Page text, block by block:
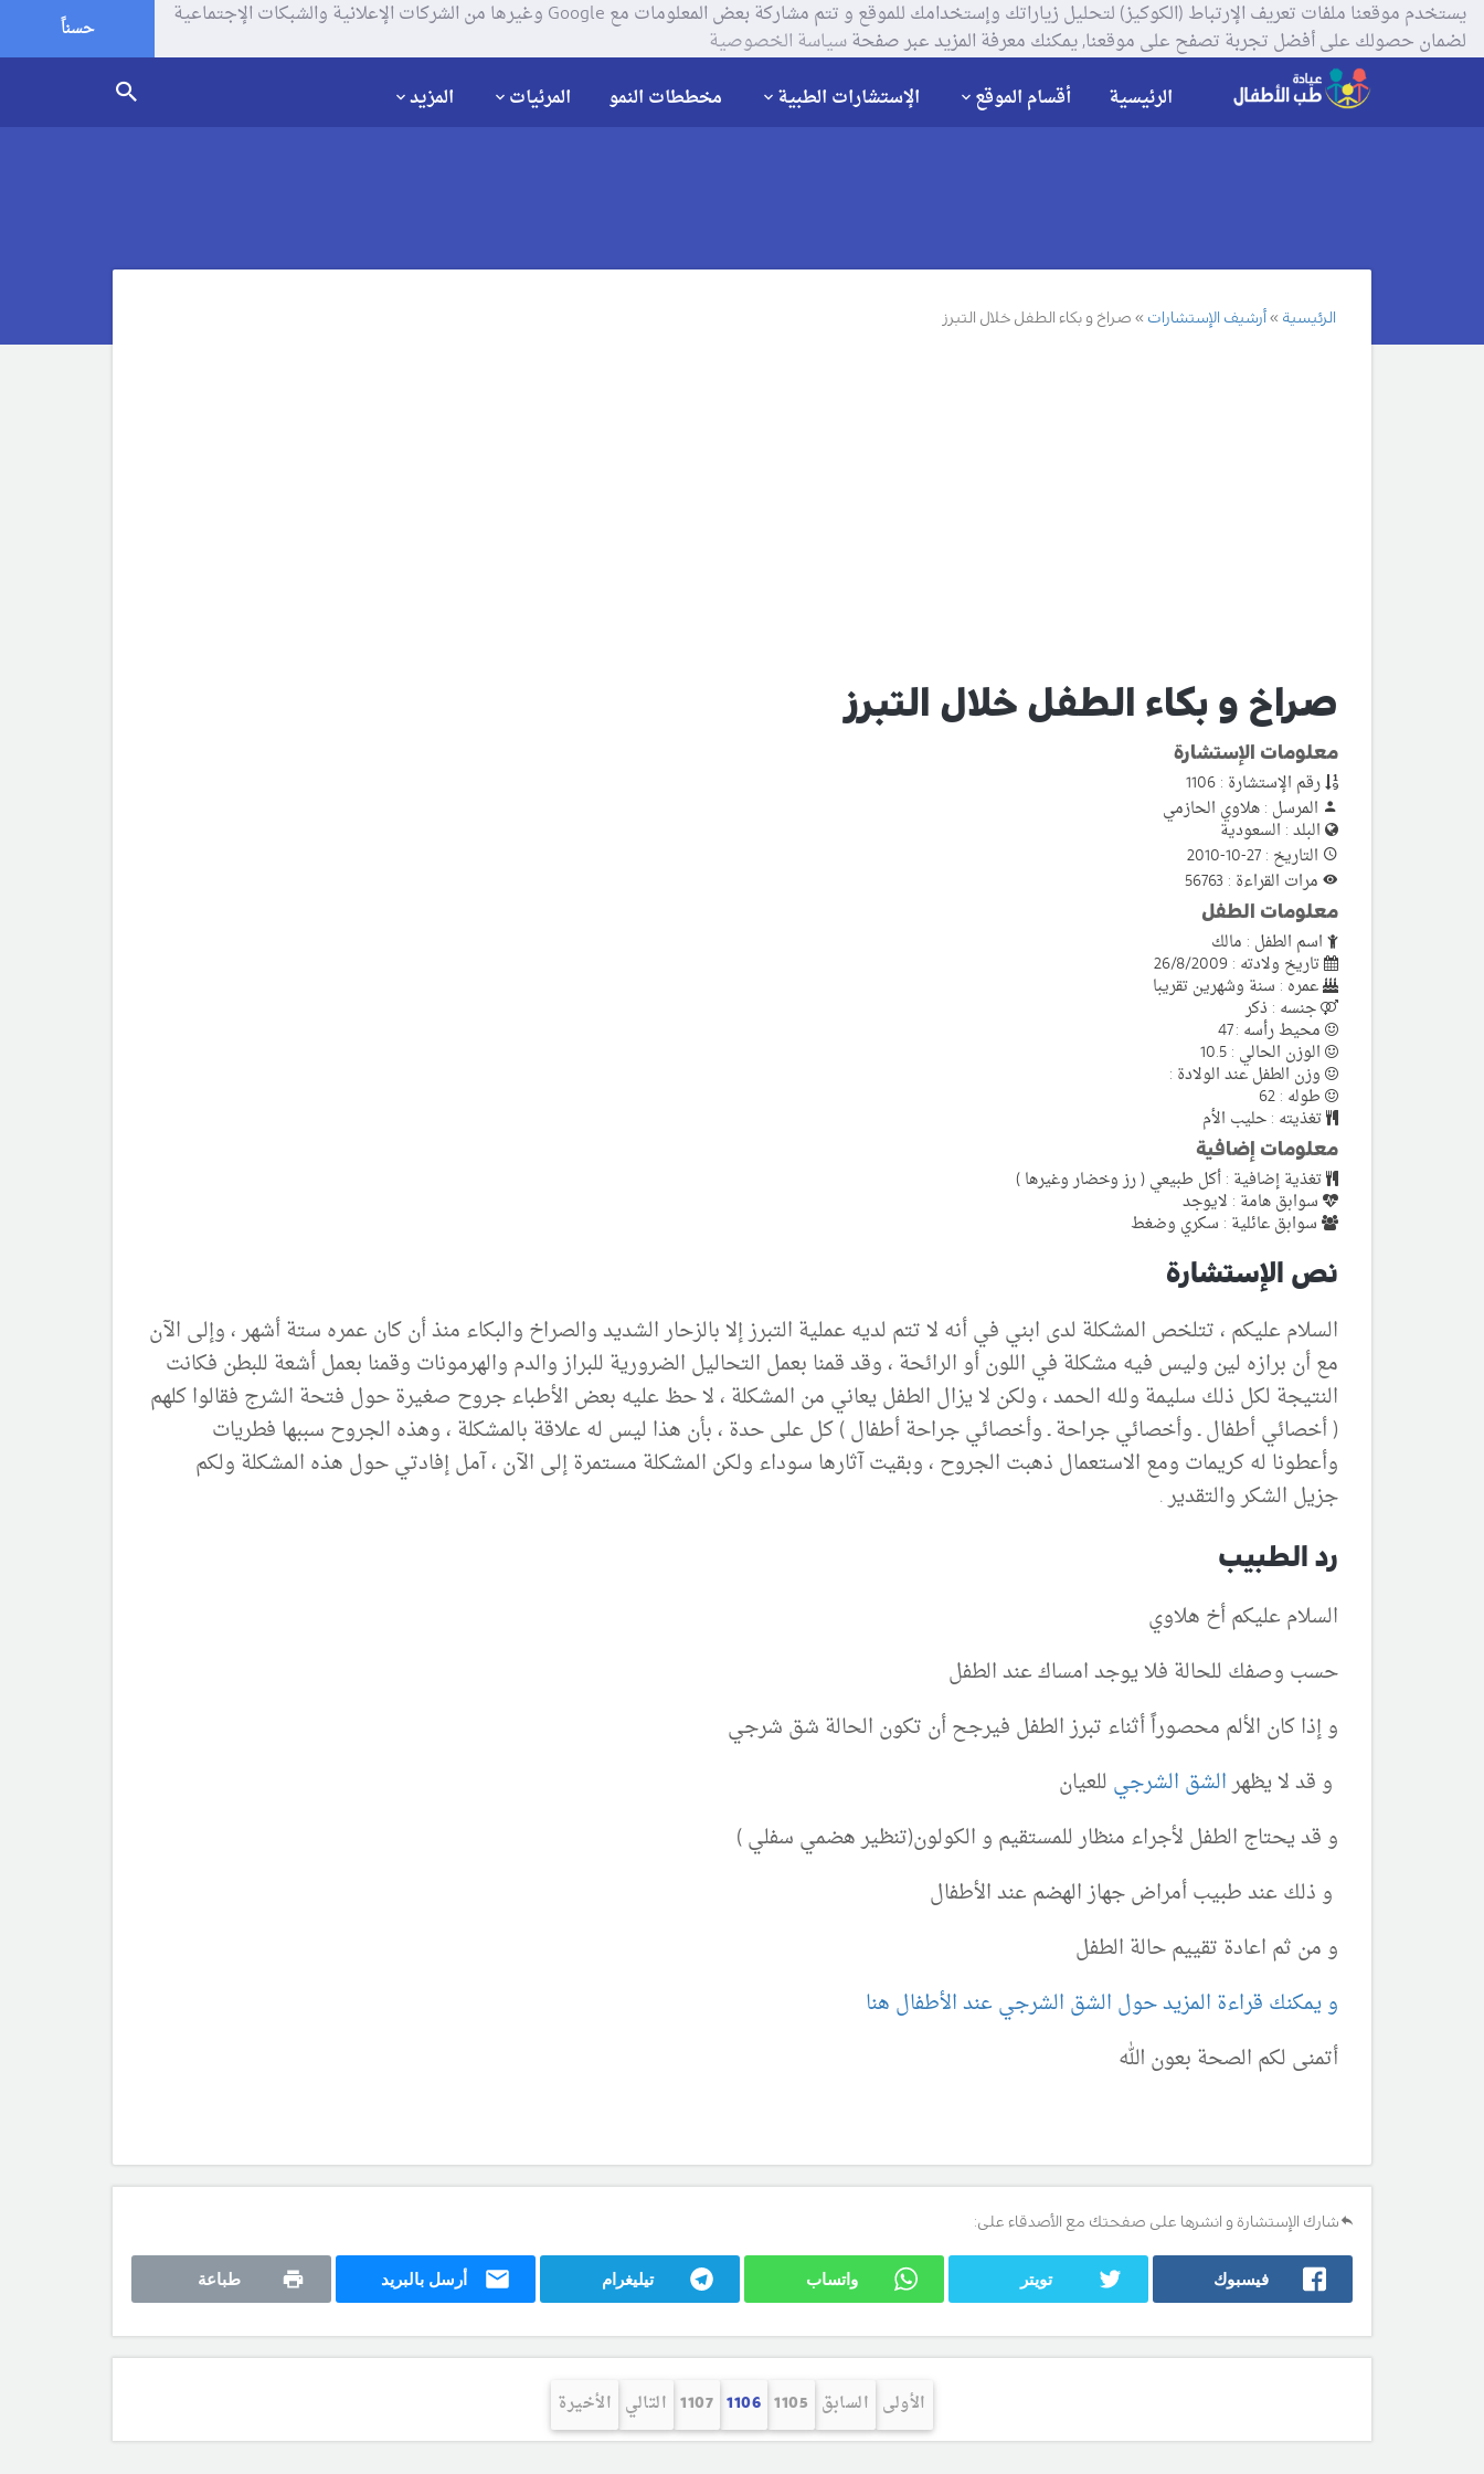
يستخدم موقعنا ملفات تعريف الإرتباط (الكوكيز) لتحليل زياراتك وإستخدامك للموقع و تتم مشاركة بعض المعلومات مع Google وغيرها من الشركات الإعلانية والشبكات الإجتماعية
لضمان حصولك على أفضل تجربة تصفح على موقعنا, يمكنك معرفة المزيد عبر صفحةسياسة الخصوصية حسناً
الرئيسية أقسام الموقع الإستشارات الطبية مخططات النمو المرئيات المزيد
الرئيسية أرشيف الإستشارات صراخ و بكاء الطفل خلال التبرز
صراخ و بكاء الطفل خلال التبرز
معلومات الإستشارة
رقم الإستشارة : 1106
المرسل : هلاوي الحازمي
البلد : السعودية
التاريخ : 27-10-2010
مرات القراءة : 56763
معلومات الطفل
اسم الطفل : مالك
تاريخ ولادته : 26/8/2009
عمره : سنة وشهرين تقريبا
جنسه : ذكر
محيط رأسه : 47
الوزن الحالي : 10.5
وزن الطفل عند الولادة :
طوله : 62
تغذيته : حليب الأم
معلومات إضافية
تغذية إضافية : أكل طبيعي ( رز وخضار وغيرها )
سوابق هامة : لايوجد
سوابق عائلية : سكري وضغط
نص الإستشارة
السلام عليكم ، تتلخص المشكلة لدى ابني في أنه لا تتم لديه عملية التبرز إلا بالزحار الشديد والصراخ والبكاء منذ أن كان عمره ستة أشهر ، وإلى الآن
مع أن برازه لين وليس فيه مشكلة في اللون أو الرائحة ، وقد قمنا بعمل التحاليل الضرورية للبراز والدم والهرمونات وقمنا بعمل أشعة للبطن فكانت
النتيجة لكل ذلك سليمة ولله الحمد ، ولكن لا يزال الطفل يعاني من المشكلة ، لا حظ عليه بعض الأطباء جروح صغيرة حول فتحة الشرج فقالوا كلهم
( أخصائي أطفال ـ وأخصائي جراحة ـ وأخصائي جراحة أطفال ) كل على حدة ، بأن هذا ليس له علاقة بالمشكلة ، وهذه الجروح سببها فطريات
وأعطونا له كريمات ومع الاستعمال ذهبت الجروح ، وبقيت آثارها سوداء ولكن المشكلة مستمرة إلى الآن ، آمل إفادتي حول هذه المشكلة ولكم
جزيل الشكر والتقدير .
رد الطبيب
السلام عليكم أخ هلاوي
حسب وصفك للحالة فلا يوجد امساك عند الطفل
و إذا كان الألم محصوراً أثناء تبرز الطفل فيرجح أن تكون الحالة شق شرجي
و قد لا يظهرالشق الشرجي للعيان
و قد يحتاج الطفل لأجراء منظار للمستقيم و الكولون(تنظير هضمي سفلي )
و ذلك عند طبيب أمراض جهاز الهضم عند الأطفال
و من ثم اعادة تقييم حالة الطفل
و يمكنك قراءة المزيد حول الشق الشرجي عند الأطفال هنا
أتمنى لكم الصحة بعون الله
شارك الإستشارة و انشرها على صفحتك مع الأصدقاء على:
فيسبوك تويتر واتساب تيليغرام أرسل بالبريد طباعة
الأولى السابق 1105
1106
1107 التالي الأخيرة